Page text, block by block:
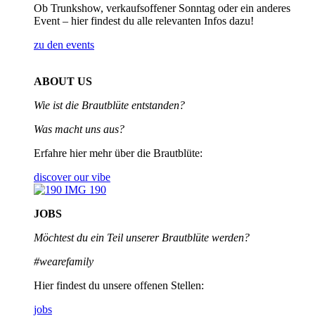
Ob Trunkshow, verkaufsoffener Sonntag oder ein anderes
Event – hier findest du alle relevanten Infos dazu!
zu den events
ABOUT US
Wie ist die Brautblüte entstanden?
Was macht uns aus?
Erfahre hier mehr über die Brautblüte:
discover our vibe
JOBS
Möchtest du ein Teil unsererBrautblüte werden?
#wearefamily
Hier findest du unsere offenen Stellen:
jobs